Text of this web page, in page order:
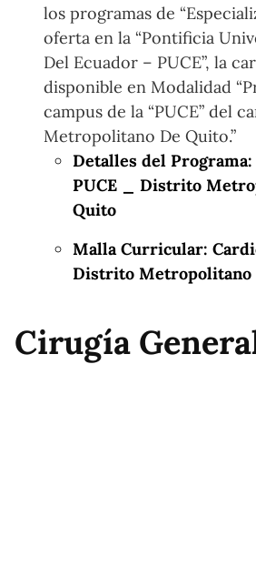
los programas de
oferta en la “Pontificia
Del Ecuador – PUCE”, la
disponible en Modalidad
campus de la “PUCE” del
Metropolitano De Quito.”
Detalles del Programa:
PUCE _ Distrito
Quito
Malla Curricular:
Distrito Metropolitano
Cirugía